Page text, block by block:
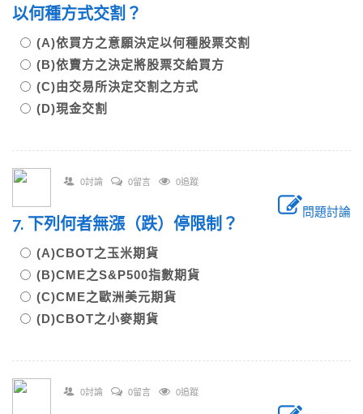
以何種方式交割？
(A)依買方之意願決定以何種股票交割
(B)依賣方之決定將股票交給買方
(C)由交易所決定交割之方式
(D)現金交割
0討論 0留言 0追蹤
問題討論
7. 下列何者無漲（跌）停限制？
(A)CBOT之玉米期貨
(B)CME之S&P500指數期貨
(C)CME之歐洲美元期貨
(D)CBOT之小麥期貨
0討論 0留言 0追蹤